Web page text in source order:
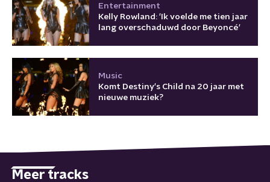
Entertainment
Kelly Rowland: 'Ik voelde me tien jaar
lang overschaduwd door Beyoncé'
Music
Komt Destiny's Child na 20 jaar met
nieuwe muziek?
Meer tracks